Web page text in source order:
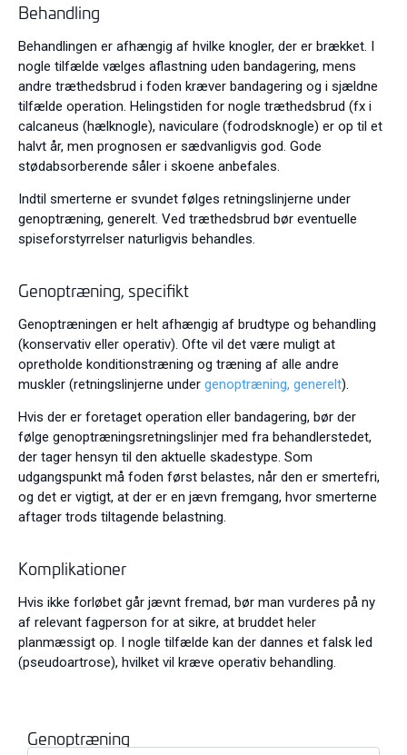
Behandling
Behandlingen er afhængig af hvilke knogler, der er brækket. I
nogle tilfælde vælges aflastning uden bandagering, mens
andre træthedsbrud i foden kræver bandagering og i sjældne
tilfælde operation. Helingstiden for nogle træthedsbrud (fx i
calcaneus (hælknogle), naviculare (fodrodsknogle) er op til et
halvt år, men prognosen er sædvanligvis god. Gode
stødabsorberende såler i skoene anbefales.
Indtil smerterne er svundet følges retningslinjerne under
genoptræning, generelt. Ved træthedsbrud bør eventuelle
spiseforstyrrelser naturligvis behandles.
Genoptræning, specifikt
Genoptræningen er helt afhængig af brudtype og behandling
(konservativ eller operativ). Ofte vil det være muligt at
opretholde konditionstræning og træning af alle andre
muskler (retningslinjerne under genoptræning, generelt).
Hvis der er foretaget operation eller bandagering, bør der
følge genoptræningsretningslinjer med fra behandlerstedet,
der tager hensyn til den aktuelle skadestype. Som
udgangspunkt må foden først belastes, når den er smertefri,
og det er vigtigt, at der er en jævn fremgang, hvor smerterne
aftager trods tiltagende belastning.
Komplikationer
Hvis ikke forløbet går jævnt fremad, bør man vurderes på ny
af relevant fagperson for at sikre, at bruddet heler
planmæssigt op. I nogle tilfælde kan der dannes et falsk led
(pseudoartrose), hvilket vil kræve operativ behandling.
Genoptræning